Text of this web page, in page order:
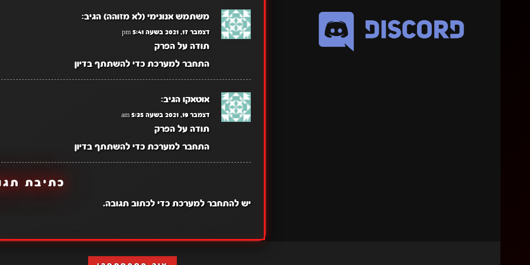
משתמש אנונימי (לא מזוהה) הגיב:
דצמבר 17, 2021 בשעה 5:41 pm
תודה על הפרק
התחבר למערכת כדי להשתתף בדיון
אוטאקו הגיב:
דצמבר 19, 2021 בשעה 5:35 am
תודה על הפרק
התחבר למערכת כדי להשתתף בדיון
כתיבת
יש להתחבר למערכתכדי לכתוב תגובה.